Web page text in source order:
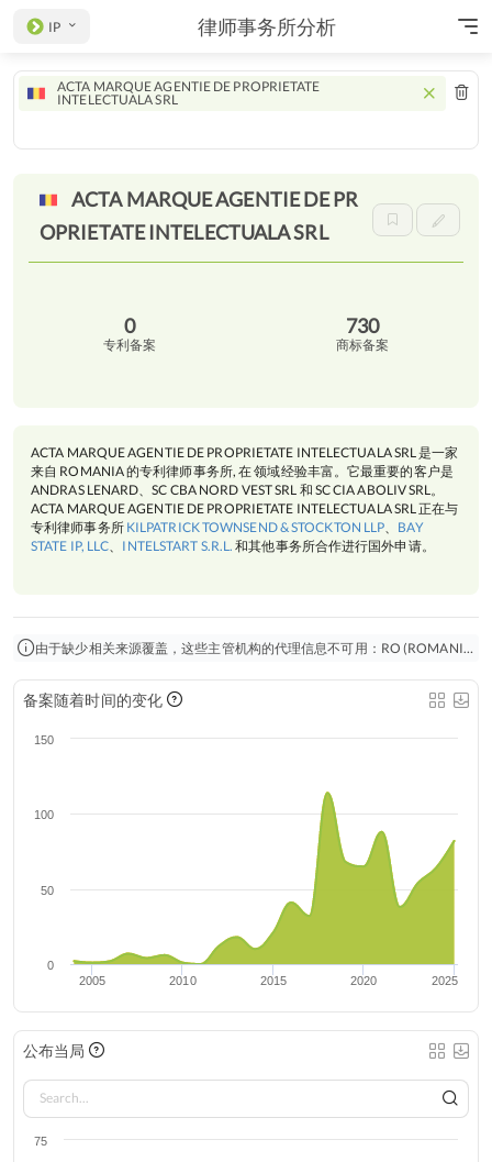
IP 律师事务所分析
ACTA MARQUE AGENTIE DE PROPRIETATE
INTELECTUALA SRL
ACTA MARQUE AGENTIE DE PR
OPRIETATE INTELECTUALASRL
0
专利备案
730
商标备案
ACTA MARQUE AGENTIE DE PROPRIETATE INTELECTUALA SRL 是一家
来自 ROMANIA 的专利律师事务所, 在 领域经验丰富。它最重要的客户是
ANDRAS LENARD、SC CBA NORD VEST SRL 和 SC CIA ABOLIV SRL。
ACTA MARQUE AGENTIE DE PROPRIETATE INTELECTUALA SRL 正在与
专利律师事务所 KILPATRICK TOWNSEND & STOCKTON LLP
BAY
STATE IP, LLC
INTELSTART S.R.L. 和其他事务所合作进行国外申请。
由于缺少相关来源覆盖，这些主管机构的代理信息不可用：RO (ROMANIA)。在这种情况下，仅会显示国际 申请。
备案随着时间的变化
2005 2010 2015 2020 2025
0
50
100
150
公布当局
75